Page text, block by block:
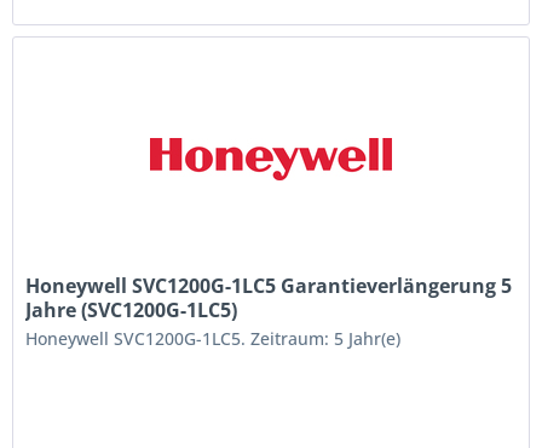
Honeywell SVC1200G-1LC5 Garantieverlängerung 5
Jahre (SVC1200G-1LC5)
Honeywell SVC1200G-1LC5. Zeitraum: 5 Jahr(e)